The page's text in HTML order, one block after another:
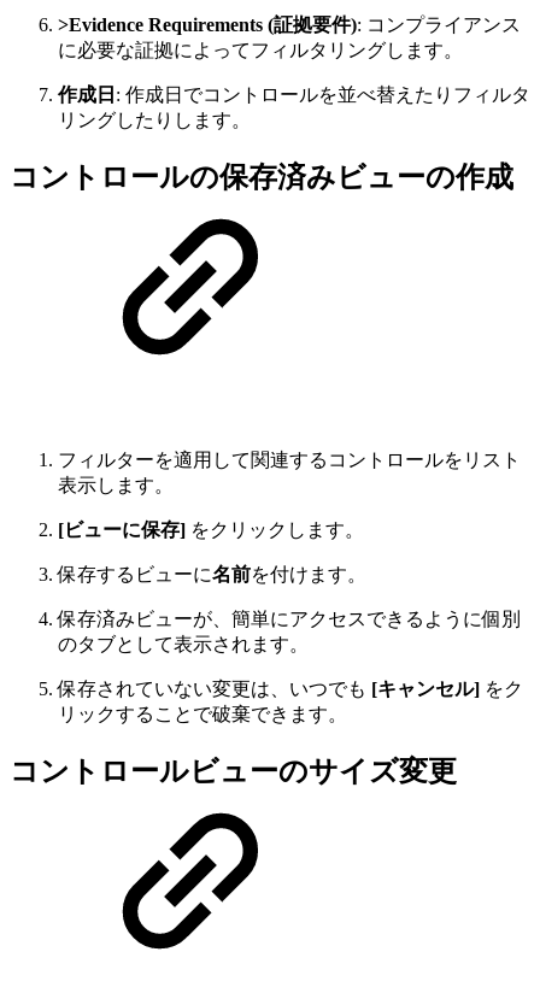
>Evidence Requirements (証拠要件): コンプライアンス
に必要な証拠によってフィルタリングします。
作成日 : 作成日でコントロールを並べ替えたりフィルタ
リングしたりします。
コントロールの保存済みビューの作成
フィルターを適用して関連するコントロールをリスト
表示します。
[ビューに保存] をクリックします。
保存するビューに名前を付けます。
保存済みビューが、簡単にアクセスできるように個別
のタブとして表示されます。
保存されていない変更は、いつでも [キャンセル] をク
リックすることで破棄できます。
コントロールビューのサイズ変更